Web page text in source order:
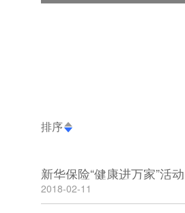
排序
新华保险“健康进万家”活动
2018-02-11